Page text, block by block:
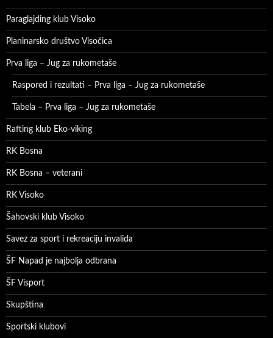
Paraglajding klub Visoko
Planinarsko društvo Visočica
Prva liga – Jug za rukometaše
Raspored i rezultati – Prva liga – Jug za rukometaše
Tabela – Prva liga – Jug za rukometaše
Rafting klub Eko-viking
RK Bosna
RK Bosna – veterani
RK Visoko
Šahovski klub Visoko
Savez za sport i rekreaciju invalida
ŠF Napad je najbolja odbrana
ŠF Visport
Skupština
Sportski klubovi